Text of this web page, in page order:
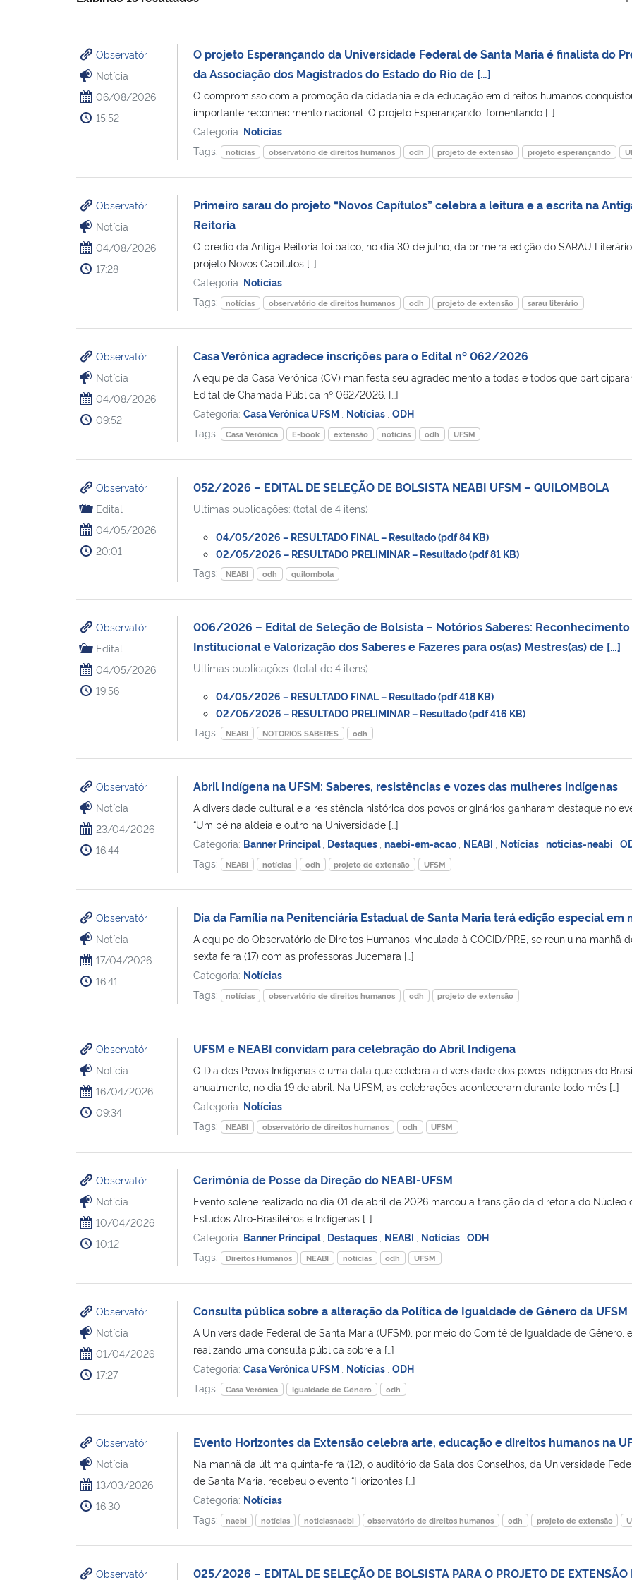
Observatór
Notícia
06/08/2026
15:52
O projeto Esperançando da Universidade Federal de Santa Maria é finalista do
da Associação dos Magistrados do Estado do Rio de […]
O compromisso com a promoção da cidadania e da educação em direitos humanos
importante reconhecimento nacional. O projeto Esperançando, fomentando […]
Categoria: Notícias
Tags:
notícias observatório de direitos humanos odh projeto de extensão projeto esperançando
Observatór
Notícia
04/08/2026
17:28
Primeiro sarau do projeto “Novos Capítulos” celebra a leitura e a escrita na
Reitoria
O prédio da Antiga Reitoria foi palco, no dia 30 de julho, da primeira edição do SARAU
projeto Novos Capítulos […]
Categoria: Notícias
Tags:
notícias observatório de direitos humanos odh projeto de extensão sarau literário
Observatór
Notícia
04/08/2026
09:52
Casa Verônica agradece inscrições para o Edital nº 062/2026
A equipe da Casa Verônica (CV) manifesta seu agradecimento a todas e todos que
Edital de Chamada Pública nº 062/2026, […]
Categoria: Casa Verônica UFSM Notícias ODH
Tags:
Casa Verônica E-book extensão notícias odh UFSM
Observatór
Edital
04/05/2026
20:01
052/2026 – EDITAL DE SELEÇÃO DE BOLSISTA NEABI UFSM – QUILOMBOLA
Ultimas publicações: (total de 4 itens)
04/05/2026 – RESULTADO FINAL – Resultado (pdf 84 KB)
02/05/2026 – RESULTADO PRELIMINAR – Resultado (pdf 81 KB)
Tags:
NEABI odh quilombola
Observatór
Edital
04/05/2026
19:56
006/2026 – Edital de Seleção de Bolsista – Notórios Saberes: Reconhecimento
Institucional e Valorização dos Saberes e Fazeres para os(as) Mestres(as) de […]
Ultimas publicações: (total de 4 itens)
04/05/2026 – RESULTADO FINAL – Resultado (pdf 418 KB)
02/05/2026 – RESULTADO PRELIMINAR – Resultado (pdf 416 KB)
Tags:
NEABI NOTORIOS SABERES odh
Observatór
Notícia
23/04/2026
16:44
Abril Indígena na UFSM: Saberes, resistências e vozes das mulheres indígenas
A diversidade cultural e a resistência histórica dos povos originários ganharam destaque no
“Um pé na aldeia e outro na Universidade […]
Categoria: Banner Principal Destaques naebi-em-acao NEABI Notícias noticias-neabi
Tags:
NEABI notícias odh projeto de extensão UFSM
Observatór
Notícia
17/04/2026
16:41
Dia da Família na Penitenciária Estadual de Santa Maria terá edição especial em
A equipe do Observatório de Direitos Humanos, vinculada à COCID/PRE, se reuniu na manhã
sexta feira (17) com as professoras Jucemara […]
Categoria: Notícias
Tags:
notícias observatório de direitos humanos odh projeto de extensão
Observatór
Notícia
16/04/2026
09:34
UFSM e NEABI convidam para celebração do Abril Indígena
O Dia dos Povos Indígenas é uma data que celebra a diversidade dos povos indígenas do
anualmente, no dia 19 de abril. Na UFSM, as celebrações aconteceram durante todo mês […]
Categoria: Notícias
Tags:
NEABI observatório de direitos humanos odh UFSM
Observatór
Notícia
10/04/2026
10:12
Cerimônia de Posse da Direção do NEABI-UFSM
Evento solene realizado no dia 01 de abril de 2026 marcou a transição da diretoria do Núcleo
Estudos Afro-Brasileiros e Indígenas […]
Categoria: Banner Principal Destaques NEABI Notícias ODH
Tags:
Direitos Humanos NEABI notícias odh UFSM
Observatór
Notícia
01/04/2026
17:27
Consulta pública sobre a alteração da Política de Igualdade de Gênero da UFSM
A Universidade Federal de Santa Maria (UFSM), por meio do Comitê de Igualdade de Gênero,
realizando uma consulta pública sobre a […]
Categoria: Casa Verônica UFSM Notícias ODH
Tags:
Casa Verônica Igualdade de Gênero odh
Observatór
Notícia
13/03/2026
16:30
Evento Horizontes da Extensão celebra arte, educação e direitos humanos na
Na manhã da última quinta-feira (12), o auditório da Sala dos Conselhos, da Universidade
de Santa Maria, recebeu o evento “Horizontes […]
Categoria: Notícias
Tags:
naebi notícias noticiasnaebi observatório de direitos humanos odh projeto de extensão
Observatór 025/2026 – EDITAL DE SELEÇÃO DE BOLSISTA PARA O PROJETO DE EXTENSÃO